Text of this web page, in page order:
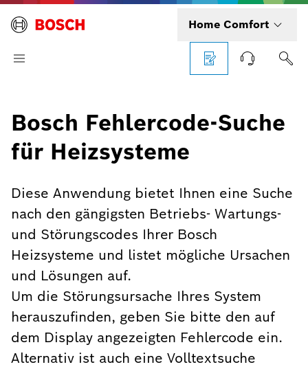
Home Comfort
Bosch Fehlercode-Suche
für Heizsysteme
Diese Anwendung bietet Ihnen eine Suche
nach den gängigsten Betriebs- Wartungs-
und Störungscodes Ihrer Bosch
Heizsysteme und listet mögliche Ursachen
und Lösungen auf.
Um die Störungsursache Ihres System
herauszufinden, geben Sie bitte den auf
dem Display angezeigten Fehlercode ein.
Alternativ ist auch eine Volltextsuche